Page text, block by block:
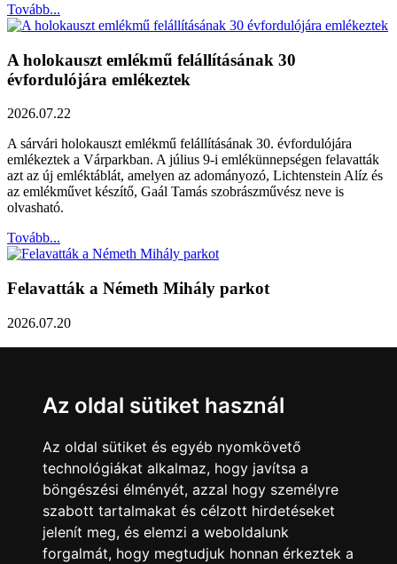
Az oldal sütiket használ
Az oldal sütiket és egyéb nyomkövető
technológiákat alkalmaz, hogy javítsa a
böngészési élményét, azzal hogy személyre
szabott tartalmakat és célzott hirdetéseket
jelenít meg, és elemzi a weboldalunk
forgalmát, hogy megtudjuk honnan érkeztek a
Tovább...
A holokauszt emlékmű felállításának 30
évfordulójára emlékeztek
2026.07.22
A sárvári holokauszt emlékmű felállításának 30. évfordulójára
emlékeztek a Várparkban. A július 9-i emlékünnepségen felavatták
azt az új emléktáblát, amelyen az adományozó, Lichtenstein Alíz és
az emlékművet készítő, Gaál Tamás szobrászművész neve is
olvasható.
Tovább...
Felavatták a Németh Mihály parkot
2026.07.20
Közlemény a sárvári képviselő-testület rendkívüli
üléseiről
2026.07.20